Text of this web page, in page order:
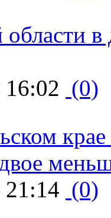
в
(0)
(0)